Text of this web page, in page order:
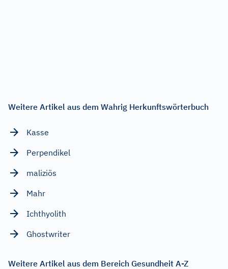
Weitere Artikel aus dem Wahrig Herkunftswörterbuch
Kasse
Perpendikel
maliziös
Mahr
Ichthyolith
Ghostwriter
Weitere Artikel aus dem Bereich Gesundheit A-Z